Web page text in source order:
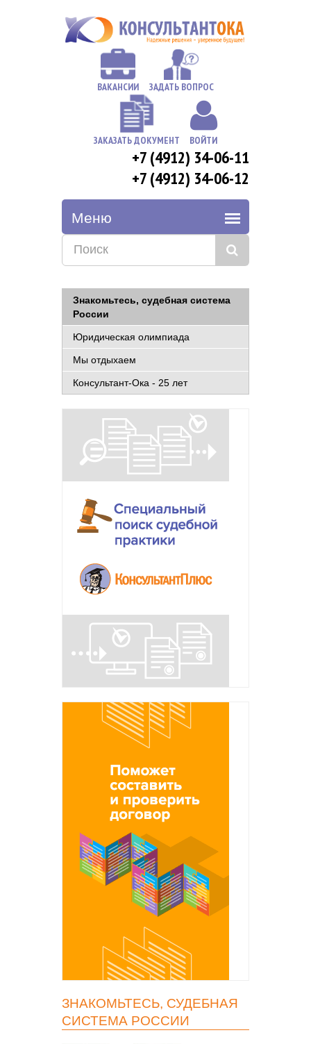
ВАКАНСИИ ЗАДАТЬ ВОПРОС
ЗАКАЗАТЬ ДОКУМЕНТ ВОЙТИ
+7 (4912) 34-06-11
+7 (4912) 34-06-12
Знакомьтесь, судебная система
России
Юридическая олимпиада
Мы отдыхаем
Консультант-Ока - 25 лет
ЗНАКОМЬТЕСЬ, СУДЕБНАЯ
СИСТЕМА РОССИИ